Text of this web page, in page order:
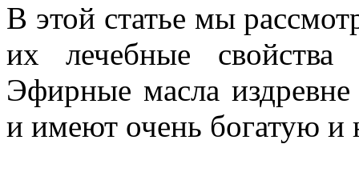
В этой статье мы
их лечебные свойства
Эфирные масла
и имеют очень богатую